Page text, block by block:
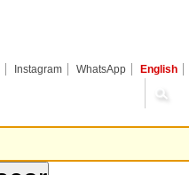
Instagram WhatsApp English